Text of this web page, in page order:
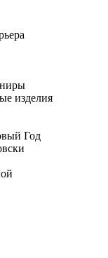
изделия
Год